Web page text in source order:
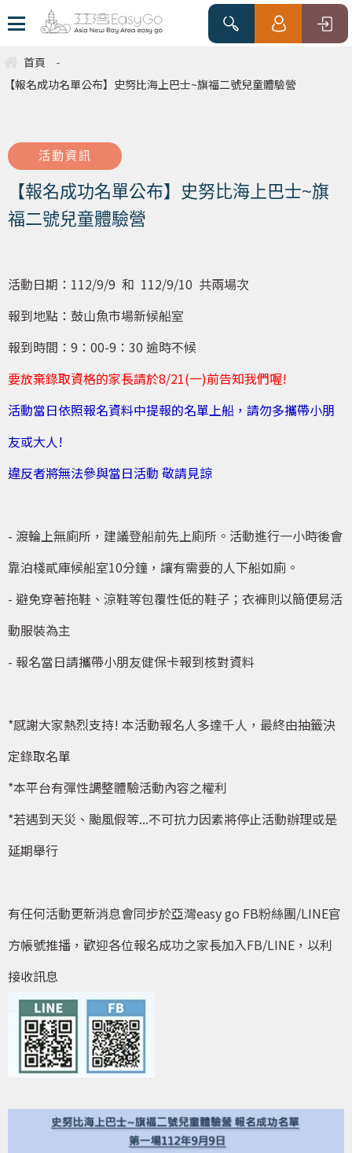
首頁
-
【報名成功名單公布】史努比海上巴士~旗福二號兒童體驗營
活動資訊
【報名成功名單公布】史努比海上巴士~旗
福二號兒童體驗營
活動日期：112/9/9 和 112/9/10 共兩場次
報到地點：鼓山魚市場新候船室
報到時間：9：00-9：30 逾時不候
要放棄錄取資格的家長請於8/21(一)前告知我們喔!
活動當日依照報名資料中提報的名單上船，請勿多攜帶小朋
友或大人!
違反者將無法參與當日活動 敬請見諒
- 渡輪上無廁所，建議登船前先上廁所。活動進行一小時後會
靠泊棧貳庫候船室10分鐘，讓有需要的人下船如廁。
- 避免穿著拖鞋、涼鞋等包覆性低的鞋子；衣褲則以簡便易活
動服裝為主
- 報名當日請攜帶小朋友健保卡報到核對資料
*感謝大家熱烈支持! 本活動報名人多達千人，最終由抽籤決
定錄取名單
*本平台有彈性調整體驗活動內容之權利
*若遇到天災、颱風假等...不可抗力因素將停止活動辦理或是
延期舉行
有任何活動更新消息會同步於亞灣easy go FB粉絲團/LINE官
方帳號推播，歡迎各位報名成功之家長加入FB/LINE，以利
接收訊息